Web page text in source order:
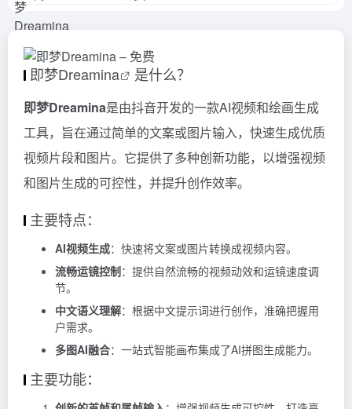
即梦Dreamina 是什么？
即梦Dreamina是由抖音开发的一款AI视频和绘画生成
工具，旨在通过简单的文案或图片输入，快速生成优质
视频片段和图片。它提供了多种创新功能，以增强视频
和图片生成的可控性，并提升创作效率。
主要特点：
AI视频生成：快速将文案或图片转换成视频内容。
流畅运镜控制：提供自然流畅的视频动效和运镜速度调
节。
中文语义理解：根据中文提示词进行创作，准确把握用
户需求。
多图AI融合：一站式智能画布集成了AI拼图生成能力。
主要功能：